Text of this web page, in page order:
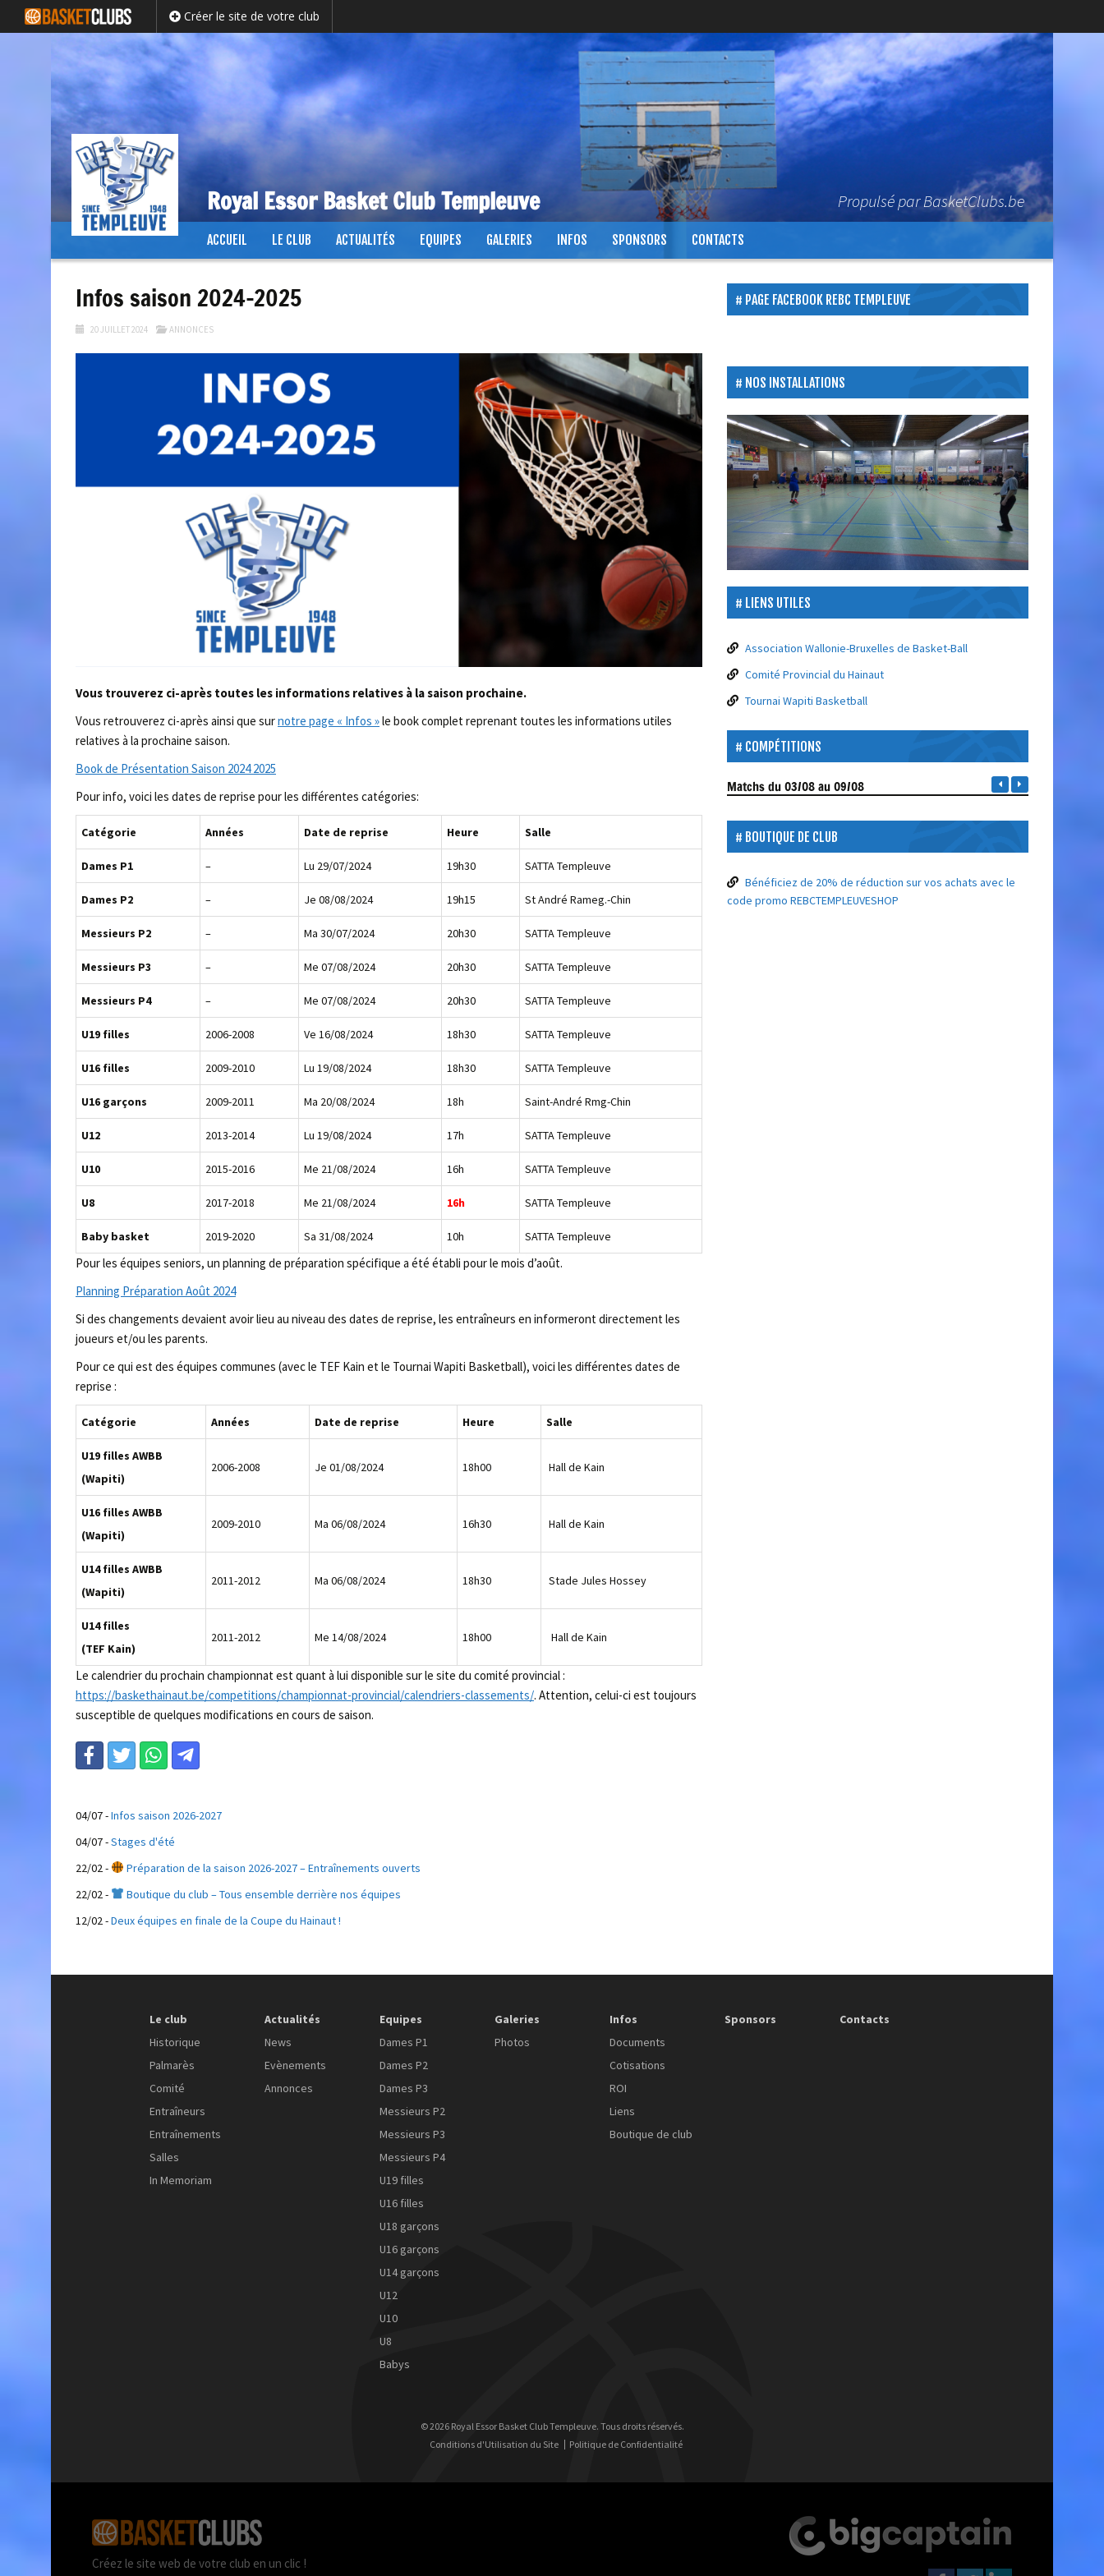
Créer le site de votre club
Royal Essor Basket Club Templeuve Propulsé par BasketClubs.be
Passer
ACCUEIL LE CLUB ACTUALITÉS EQUIPES GALERIES INFOS SPONSORS CONTACTS
Infos saison 2024-2025
20 JUILLET 2024 ANNONCES
Vous trouverez ci-après toutes les informations relatives à la saison prochaine.
Vous retrouverez ci-après ainsi que surnotre page « Infos »le book complet reprenant toutes les informations utiles
relatives à la prochaine saison.
Book de Présentation Saison 2024 2025
Pour info, voici les dates de reprise pour les différentes catégories:
Catégorie Années Date de reprise Heure Salle
Dames P1 – Lu 29/07/2024 19h30 SATTA Templeuve
Dames P2 – Je 08/08/2024 19h15 St André Rameg.-Chin
Messieurs P2 – Ma 30/07/2024 20h30 SATTA Templeuve
Messieurs P3 – Me 07/08/2024 20h30 SATTA Templeuve
Messieurs P4 – Me 07/08/2024 20h30 SATTA Templeuve
U19 filles 2006-2008 Ve 16/08/2024 18h30 SATTA Templeuve
U16 filles 2009-2010 Lu 19/08/2024 18h30 SATTA Templeuve
U16 garçons 2009-2011 Ma 20/08/2024 18h Saint-André Rmg-Chin
U12 2013-2014 Lu 19/08/2024 17h SATTA Templeuve
U10 2015-2016 Me 21/08/2024 16h SATTA Templeuve
U8 2017-2018 Me 21/08/2024 16h SATTA Templeuve
Baby basket 2019-2020 Sa 31/08/2024 10h SATTA Templeuve
Pour les équipes seniors, un planning de préparation spécifique a été établi pour le mois d’août.
Planning Préparation Août 2024
Si des changements devaient avoir lieu au niveau des dates de reprise, les entraîneurs en informeront directement les
joueurs et/ou les parents.
Pour ce qui est des équipes communes (avec le TEF Kain et le Tournai Wapiti Basketball), voici les différentes dates de
reprise :
Catégorie Années Date de reprise Heure Salle
U19 filles AWBB
(Wapiti)
2006-2008 Je 01/08/2024 18h00 Hall de Kain
U16 filles AWBB
(Wapiti)
2009-2010 Ma 06/08/2024 16h30 Hall de Kain
U14 filles AWBB
(Wapiti)
2011-2012 Ma 06/08/2024 18h30 Stade Jules Hossey
U14 filles
(TEF Kain)
2011-2012 Me 14/08/2024 18h00 Hall de Kain
Le calendrier du prochain championnat est quant à lui disponible sur le site du comité provincial :
https://baskethainaut.be/competitions/championnat-provincial/calendriers-classements/. Attention, celui-ci est toujours
susceptible de quelques modifications en cours de saison.
04/07-Infos saison 2026-2027
04/07-Stages d'été
22/02-
Préparation de la saison 2026-2027 – Entraînements ouverts
22/02-
Boutique du club – Tous ensemble derrière nos équipes
12/02-Deux équipes en finale de la Coupe du Hainaut !
PAGE FACEBOOK REBC TEMPLEUVE
NOS INSTALLATIONS
LIENS UTILES
Association Wallonie-Bruxelles de Basket-Ball
Comité Provincial du Hainaut
Tournai Wapiti Basketball
COMPÉTITIONS
Matchsdu 03/08 au 09/08
BOUTIQUE DE CLUB
Bénéficiez de 20% de réduction sur vos achats avec le
code promo REBCTEMPLEUVESHOP
Le club
Historique
Palmarès
Comité
Entraîneurs
Entraînements
Salles
In Memoriam
Actualités
News
Evènements
Annonces
Equipes
Dames P1
Dames P2
Dames P3
Messieurs P2
Messieurs P3
Messieurs P4
U19 filles
U16 filles
U18 garçons
U16 garçons
U14 garçons
U12
U10
U8
Babys
Galeries
Photos
Infos
Documents
Cotisations
ROI
Liens
Boutique de club
Sponsors Contacts
© 2026 Royal Essor Basket Club Templeuve. Tous droits réservés.
Conditions d'Utilisation du Site
Politique de Confidentialité
Créez le site web de votre club en un clic !